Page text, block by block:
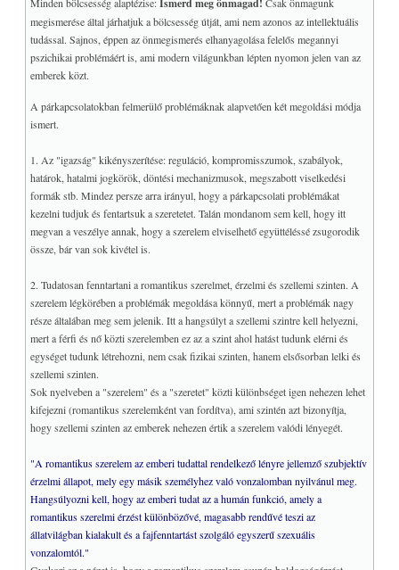
Ismerd meg önmagad!
megismerése által járhatjuk a bölcsesség útját, ami nem azonos az intellektuális
tudással. Sajnos, éppen az önmegismerés elhanyagolása felelős megannyi
pszichikai problémáért is, ami modern világunkban lépten nyomon jelen van az
emberek közt.
A párkapcsolatokban felmerülő problémáknak alapvetően két megoldási módja
ismert.
1. Az "igazság" kikényszerítése: reguláció, kompromisszumok, szabályok,
határok, hatalmi jogkörök, döntési mechanizmusok, megszabott viselkedési
formák stb. Mindez persze arra irányul, hogy a párkapcsolati problémákat
kezelni tudjuk és fentartsuk a szeretetet. Talán mondanom sem kell, hogy itt
megvan a veszélye annak, hogy a szerelem elviselhető együttéléssé zsugorodik
össze, bár van sok kivétel is.
2. Tudatosan fenntartani a romantikus szerelmet, érzelmi és szellemi szinten. A
szerelem légkörében a problémák megoldása könnyű, mert a problémák nagy
része általában meg sem jelenik. Itt a hangsúlyt a szellemi szintre kell helyezni,
mert a férfi és nő közti szerelemben ez az a szint ahol hatást tudunk elérni és
egységet tudunk létrehozni, nem csak fizikai szinten, hanem elsősorban lelki és
szellemi szinten.
Sok nyelveben a "szerelem" és a "szeretet" közti különbséget igen nehezen lehet
kifejezni (romantikus szerelemként van fordítva), ami szintén azt bizonyítja,
hogy szellemi szinten az emberek nehezen értik a szerelem valódi lényegét.
"A romantikus szerelem az emberi tudattal rendelkező lényre jellemző szubjektív
érzelmi állapot, mely egy másik személyhez való vonzalomban nyilvánul meg.
Hangsúlyozni kell, hogy az emberi tudat az a humán funkció, amely a
romantikus szerelmi érzést különbözővé, magasabb rendűvé teszi az
állatvilágban kialakult és a fajfenntartást szolgáló egyszerű szexuális
vonzalomtól."